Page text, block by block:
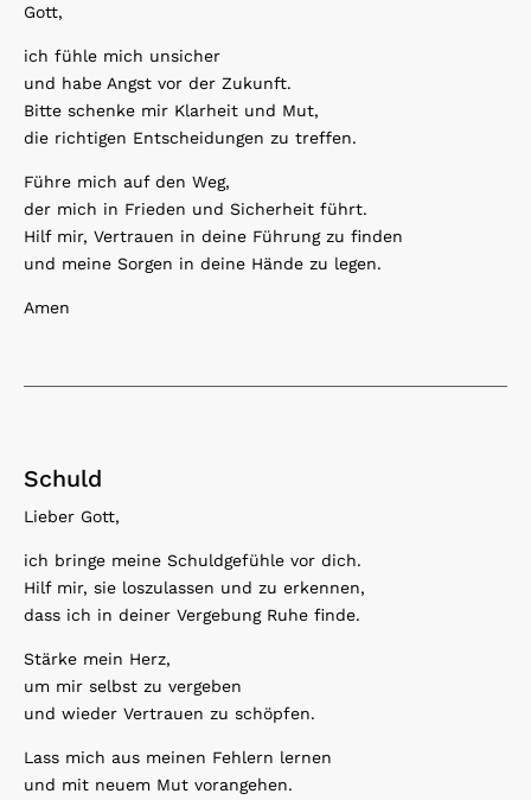
Gott,
ich fühle mich unsicher
und habe Angst vor der Zukunft.
Bitte schenke mir Klarheit und Mut,
die richtigen Entscheidungen zu treffen.
Führe mich auf den Weg,
der mich in Frieden und Sicherheit führt.
Hilf mir, Vertrauen in deine Führung zu finden
und meine Sorgen in deine Hände zu legen.
Amen
Schuld
Lieber Gott,
ich bringe meine Schuldgefühle vor dich.
Hilf mir, sie loszulassen und zu erkennen,
dass ich in deiner Vergebung Ruhe finde.
Stärke mein Herz,
um mir selbst zu vergeben
und wieder Vertrauen zu schöpfen.
Lass mich aus meinen Fehlern lernen
und mit neuem Mut vorangehen.